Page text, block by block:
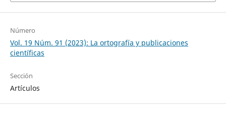
Número
Vol. 19 Núm. 91 (2023): La ortografía y publicaciones
científicas
Sección
Artículos